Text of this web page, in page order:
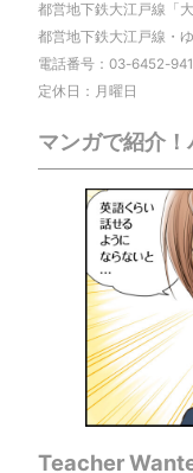
都営地下鉄大江戸線「
都営地下鉄大江戸線・
電話番号：03-6452-
定休日：月曜日
マンガで紹介
Teacher